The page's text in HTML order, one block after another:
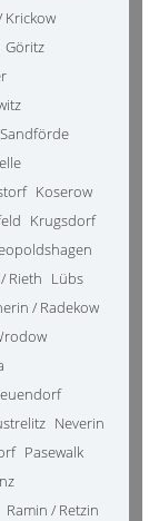
Krickow
Göritz
Koserow
Krugsdorf
Rieth Lübs
/ Radekow
Neverin
Pasewalk
Ramin / Retzin